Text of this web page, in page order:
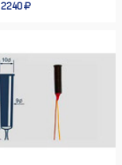
2240